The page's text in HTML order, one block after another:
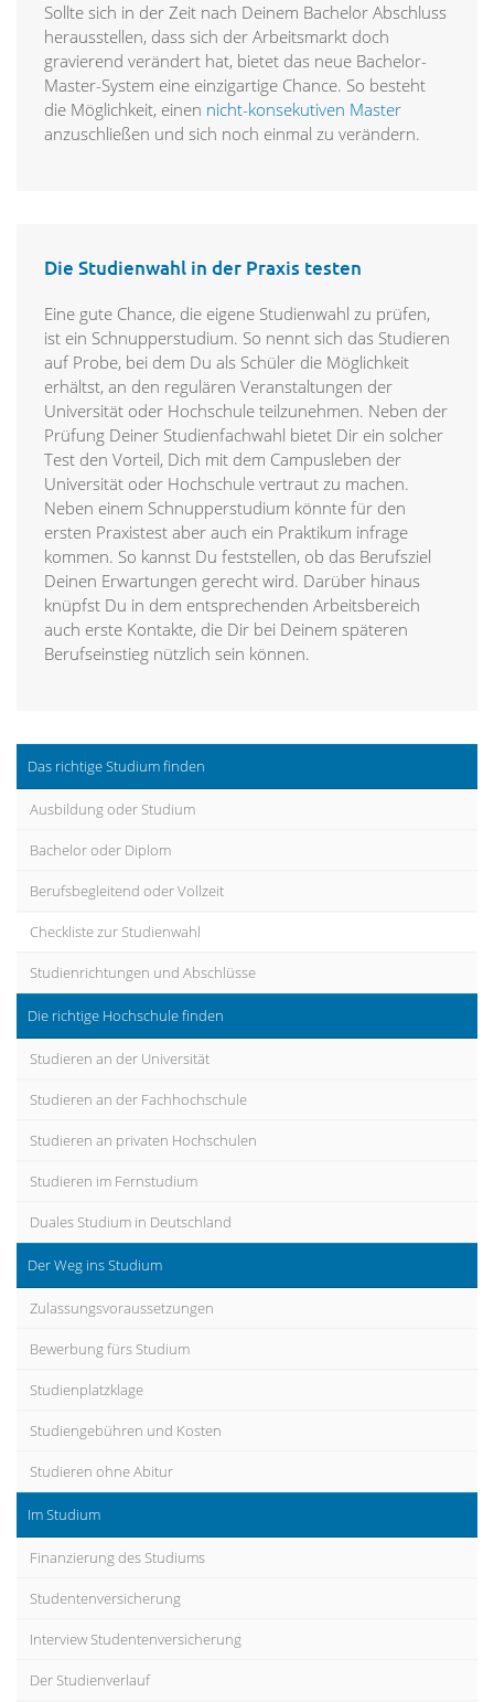
Sollte sich in der Zeit nach Deinem Bachelor Abschluss
herausstellen, dass sich der Arbeitsmarkt doch
gravierend verändert hat, bietet das neue Bachelor-
Master-System eine einzigartige Chance. So besteht
die Möglichkeit, einen nicht-konsekutiven Master
anzuschließen und sich noch einmal zu verändern.
Die Studienwahl in der Praxis testen
Eine gute Chance, die eigene Studienwahl zu prüfen,
ist ein Schnupperstudium. So nennt sich das Studieren
auf Probe, bei dem Du als Schüler die Möglichkeit
erhältst, an den regulären Veranstaltungen der
Universität oder Hochschule teilzunehmen. Neben der
Prüfung Deiner Studienfachwahl bietet Dir ein solcher
Test den Vorteil, Dich mit dem Campusleben der
Universität oder Hochschule vertraut zu machen.
Neben einem Schnupperstudium könnte für den
ersten Praxistest aber auch ein Praktikum infrage
kommen. So kannst Du feststellen, ob das Berufsziel
Deinen Erwartungen gerecht wird. Darüber hinaus
knüpfst Du in dem entsprechenden Arbeitsbereich
auch erste Kontakte, die Dir bei Deinem späteren
Berufseinstieg nützlich sein können.
Das richtige Studium finden
Ausbildung oder Studium
Bachelor oder Diplom
Berufsbegleitend oder Vollzeit
Checkliste zur Studienwahl
Studienrichtungen und Abschlüsse
Die richtige Hochschule finden
Studieren an der Universität
Studieren an der Fachhochschule
Studieren an privaten Hochschulen
Studieren im Fernstudium
Duales Studium in Deutschland
Der Weg ins Studium
Zulassungsvoraussetzungen
Bewerbung fürs Studium
Studienplatzklage
Studiengebühren und Kosten
Studieren ohne Abitur
Im Studium
Finanzierung des Studiums
Studentenversicherung
Interview Studentenversicherung
Der Studienverlauf